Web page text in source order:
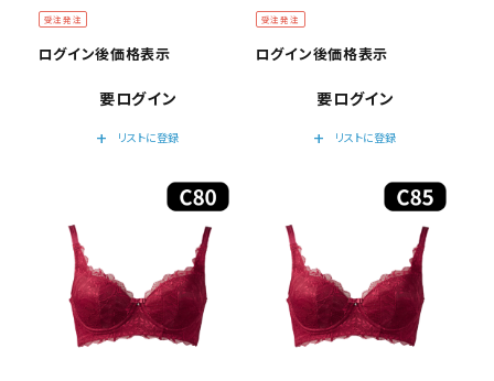
受注発注
ログイン後価格表示
要ログイン
add
リストに登録
受注発注
ログイン後価格表示
要ログイン
add
リストに登録